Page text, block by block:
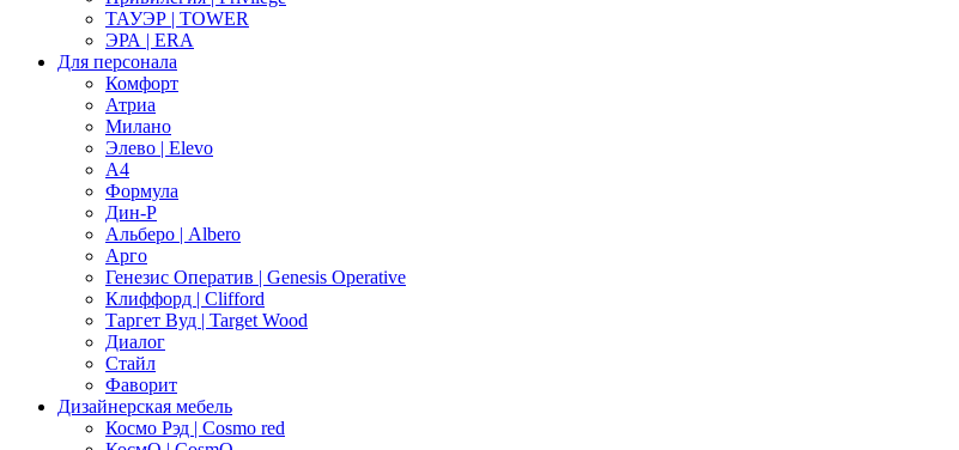
ТАУЭР | TOWER
ЭРА | ERA
Для персонала
Комфорт
Атриа
Милано
Элево | Elevo
А4
Формула
Дин-Р
Альберо | Albero
Арго
Генезис Оператив | Genesis Operative
Клиффорд | Clifford
Таргет Вуд | Target Wood
Диалог
Стайл
Фаворит
Дизайнерская мебель
Космо Рэд | Cosmo red